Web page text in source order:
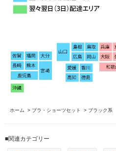
ホーム > ブラ・ショーツセット > ブラック系
■関連カテゴリー